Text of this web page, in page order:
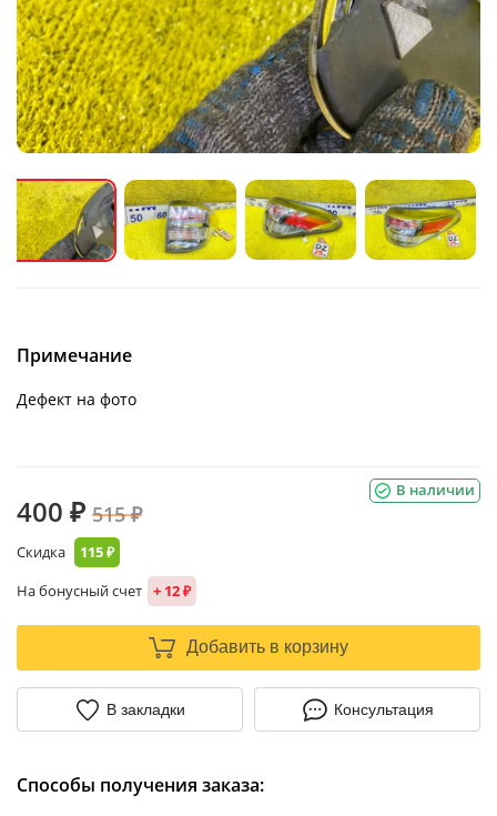
Примечание
Дефект на фото
В наличии
400 ₽ 515 ₽
Скидка 115 ₽
На бонусный счет + 12 ₽
Добавить в корзину
В закладки Консультация
Способы получения заказа: